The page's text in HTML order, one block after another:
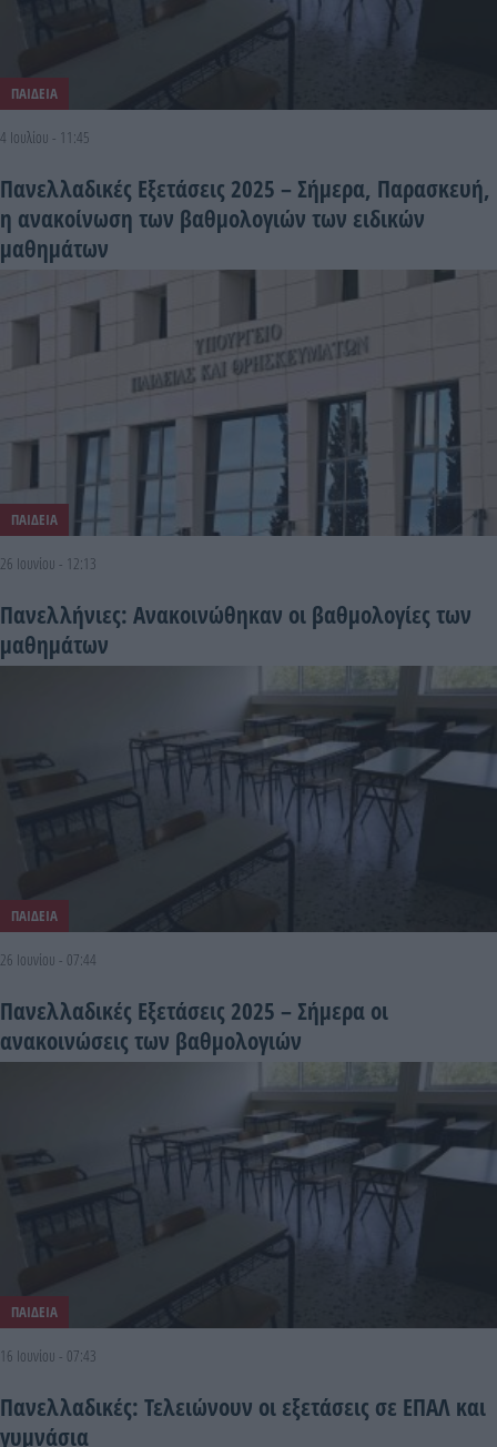
ΠΑΙΔΕΙΑ
4 Ιουλίου - 11:45
Πανελλαδικές Εξετάσεις 2025 – Σήμερα, Παρασκευή,
η ανακοίνωση των βαθμολογιών των ειδικών
μαθημάτων
ΠΑΙΔΕΙΑ
26 Ιουνίου - 12:13
Πανελλήνιες: Ανακοινώθηκαν οι βαθμολογίες των
μαθημάτων
ΠΑΙΔΕΙΑ
26 Ιουνίου - 07:44
Πανελλαδικές Εξετάσεις 2025 – Σήμερα οι
ανακοινώσεις των βαθμολογιών
ΠΑΙΔΕΙΑ
16 Ιουνίου - 07:43
Πανελλαδικές: Τελειώνουν οι εξετάσεις σε ΕΠΑΛ και
γυμνάσια